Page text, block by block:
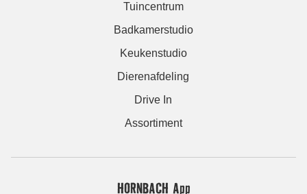
Tuincentrum
Badkamerstudio
Keukenstudio
Dierenafdeling
Drive In
Assortiment
HORNBACH App